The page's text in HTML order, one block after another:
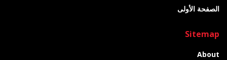
الصفحة الأولى
Sitemap
About